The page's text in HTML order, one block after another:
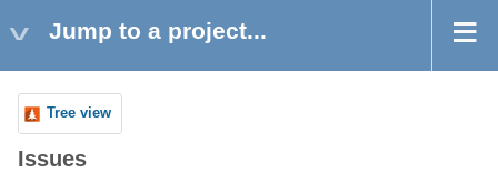
Jump to a project...
Tree view
Issues